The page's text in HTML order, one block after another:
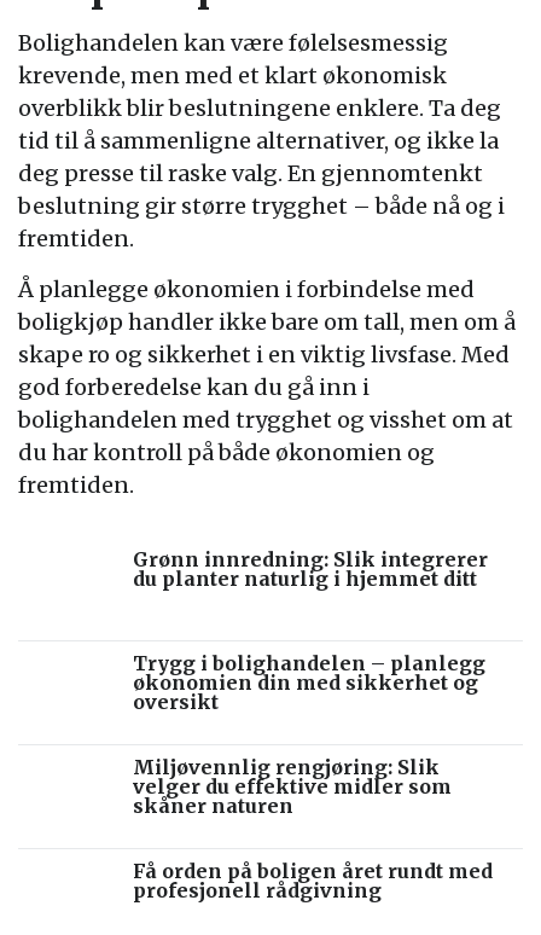
Bolighandelen kan være følelsesmessig
krevende, men med et klart økonomisk
overblikk blir beslutningene enklere. Ta deg
tid til å sammenligne alternativer, og ikke la
deg presse til raske valg. En gjennomtenkt
beslutning gir større trygghet – både nå og i
fremtiden.
Å planlegge økonomien i forbindelse med
boligkjøp handler ikke bare om tall, men om å
skape ro og sikkerhet i en viktig livsfase. Med
god forberedelse kan du gå inn i
bolighandelen med trygghet og visshet om at
du har kontroll på både økonomien og
fremtiden.
Grønn innredning: Slik integrerer
du planter naturlig i hjemmet ditt
Trygg i bolighandelen – planlegg
økonomien din med sikkerhet og
oversikt
Miljøvennlig rengjøring: Slik
velger du effektive midler som
skåner naturen
Få orden på boligen året rundt med
profesjonell rådgivning